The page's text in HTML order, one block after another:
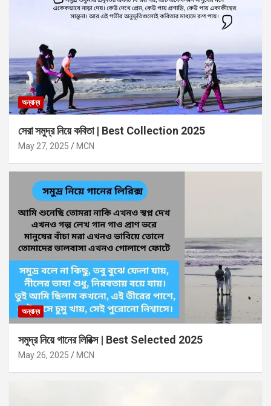
অন্যান্য
সেরা সমুদ্র নিয়ে কবিতা | Best Collection 2025
May 27, 2025 MCN
অন্যান্য
সমুদ্র নিয়ে গানের লিরিক্স | Best Selected 2025
May 26, 2025 MCN